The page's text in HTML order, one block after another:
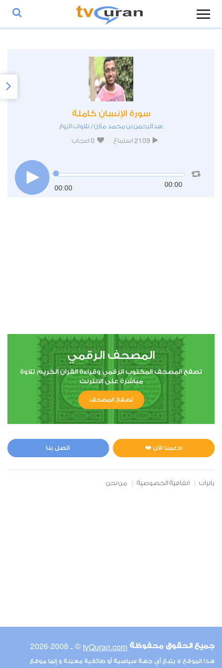
سورة الإنسان كاملة
عبدالرحمن بن محمد مازن/ تلاوات الزوار
2109 استماع 0 اعجاب
00:00 00:00
المصحف الرقمي
تصفح المصحف المكتوب الرقمي وقراءة القران الكريم تلاوة
مباشرة على الانترنت
تصفح المصحف
ادعمنا الآن ❤️ اتصل بنا
بانرات اتفاقية الخصوصية من نحن
جميع الحقوق محفوظة tvQuran.com© ـ 2008-2026
هذا الموقع لا يتبع أي جهة سياسية أو طائفية معينة و إنما موقع